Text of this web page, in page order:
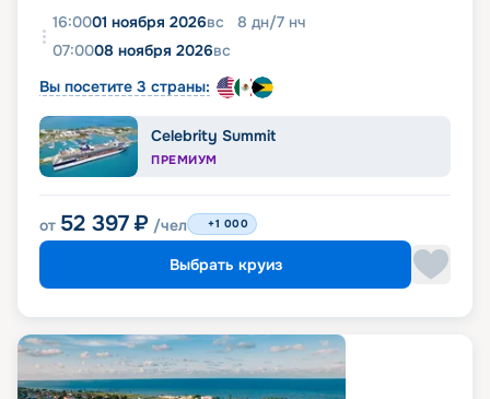
16:0001 ноября 2026вс 8 дн/7 нч
07:0008 ноября 2026вс
Вы посетите 3 страны:
Celebrity Summit
ПРЕМИУМ
от 52 397 ₽ /чел +1 000
Выбрать круиз